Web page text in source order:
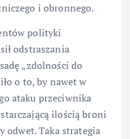
i obronnego.
polityki
odstraszania
„zdolności do
o to, by nawet w
ataku przeciwnika
ilością broni
odwet. Taka strategia